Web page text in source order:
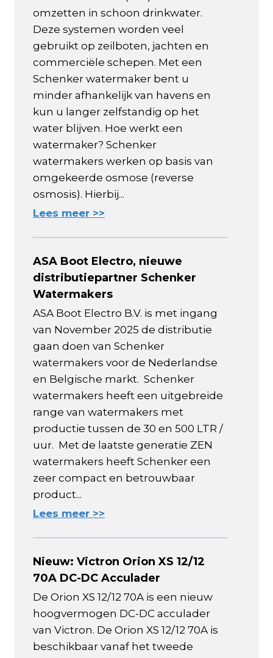
omzetten in schoon drinkwater.
Deze systemen worden veel
gebruikt op zeilboten, jachten en
commerciële schepen. Met een
Schenker watermaker bent u
minder afhankelijk van havens en
kun u langer zelfstandig op het
water blijven. Hoe werkt een
watermaker? Schenker
watermakers werken op basis van
omgekeerde osmose (reverse
osmosis). Hierbij...
Lees meer >>
ASA Boot Electro, nieuwe
distributiepartner Schenker
Watermakers
ASA Boot Electro B.V. is met ingang
van November 2025 de distributie
gaan doen van Schenker
watermakers voor de Nederlandse
en Belgische markt. Schenker
watermakers heeft een uitgebreide
range van watermakers met
productie tussen de 30 en 500 LTR /
uur. Met de laatste generatie ZEN
watermakers heeft Schenker een
zeer compact en betrouwbaar
product...
Lees meer >>
Nieuw: Victron Orion XS 12/12
70A DC-DC Acculader
De Orion XS 12/12 70A is een nieuw
hoogvermogen DC-DC acculader
van Victron. De Orion XS 12/12 70A is
beschikbaar vanaf het tweede